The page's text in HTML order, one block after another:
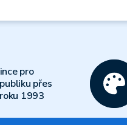
pro
přes
1993